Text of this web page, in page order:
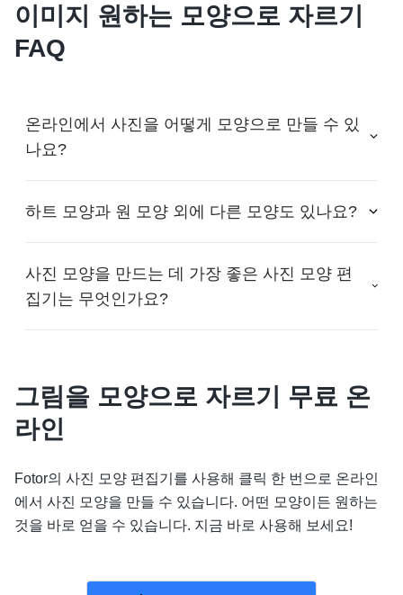
이미지 원하는 모양으로 자르기
FAQ
온라인에서 사진을 어떻게 모양으로 만들 수 있
나요?
하트 모양과 원 모양 외에 다른 모양도 있나요?
사진 모양을 만드는 데 가장 좋은 사진 모양 편
집기는 무엇인가요?
그림을 모양으로 자르기 무료 온
라인
Fotor의 사진 모양 편집기를 사용해 클릭 한 번으로 온라인
에서 사진 모양을 만들 수 있습니다. 어떤 모양이든 원하는
것을 바로 얻을 수 있습니다. 지금 바로 사용해 보세요!